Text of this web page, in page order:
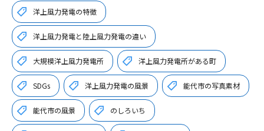
洋上風力発電の特徴
洋上風力発電と陸上風力発電の違い
大規模洋上風力発電所 洋上風力発電所がある町
SDGs 洋上風力発電の風景 能代市の写真素材
能代市の風景 のしろいち